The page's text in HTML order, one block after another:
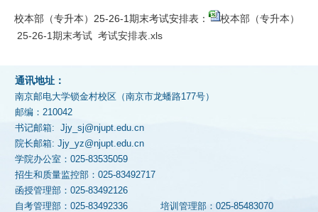
校本部（专升本）25-26-1期末考试安排表：
校本部（专升本）
25-26-1期末考试 考试安排表.xls
通讯地址：
南京邮电大学锁金村校区（南京市龙蟠路177号）
邮编：210042
书记邮箱: Jjy_sj@njupt.edu.cn
院长邮箱: Jjy_yz@njupt.edu.cn
学院办公室：025-83535059
招生和质量监控部：025-83492717
函授管理部：025-83492126
自考管理部：025-83492336
培训管理部：025-85483070